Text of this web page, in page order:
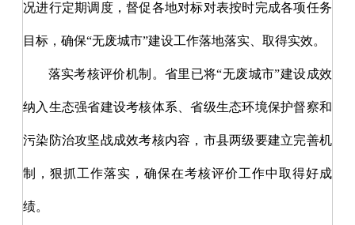
况进行定期调度，督促各地对标对表按时完成各项任务
目标，确保“无废城市”建设工作落地落实、取得实效。
落实考核评价机制。省里已将“无废城市”建设成效
纳入生态强省建设考核体系、省级生态环境保护督察和
污染防治攻坚战成效考核内容，市县两级要建立完善机
制，狠抓工作落实，确保在考核评价工作中取得好成
绩。